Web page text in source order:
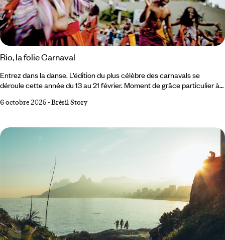
Rio, la folie Carnaval
Entrez dans la danse. L’édition du plus célèbre des carnavals se
déroule cette année du 13 au 21 février. Moment de grâce particulier à
de totale folie régénératrice très attendue pour se libérer des tracas de
de Rio ? Un événement, une institution, un culte, vraisemblablement
l'un des plus beaux carnavals du monde !
6 octobre 2025-Brésil Story